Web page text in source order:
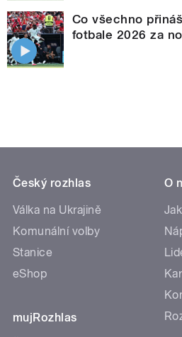
Co všechno
fotbale 2026 za
Český rozhlas
Válka na Ukrajině
Komunální volby
Stanice
eShop
mujRozhlas
O